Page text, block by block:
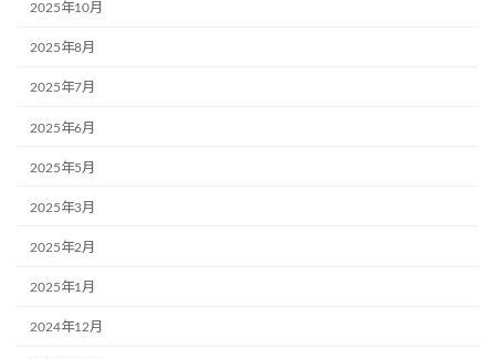
2025年10月
2025年8月
2025年7月
2025年6月
2025年5月
2025年3月
2025年2月
2025年1月
2024年12月